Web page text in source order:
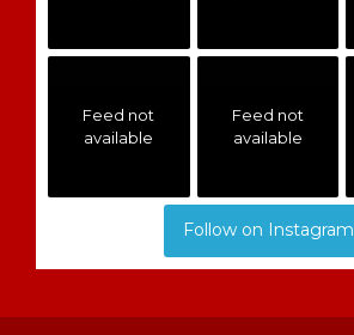
Feed not
available
Feed not
available
Follow on Instagram